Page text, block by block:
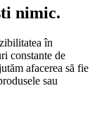
nimic.
în
constante de
afacerea să fie
sau